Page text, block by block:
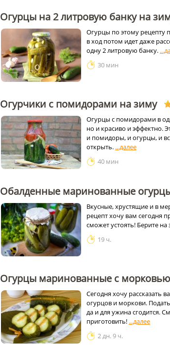
Огурцы на 2 литровую банку на
Огурцы по этому рецепту
в ход потом идет даже
одну 2 литровую банку.
30 мин
Огурчики с помидорами на зиму
Огурцы с помидорами в
но и красиво и эффектно.
и помидоры, и огурцы, и
открыть.
40 мин
Обалденные маринованные
Вкусные, хрустящие и в
рецепт хочу вам сегодня
сможет устоять! Берите на
19 ч.
Огурцы маринованные с морковью
Сегодня хочу рассказать
огурцов и моркови.
да и для ужина сгодится.
приготовить!
2 дн. 9 ч.